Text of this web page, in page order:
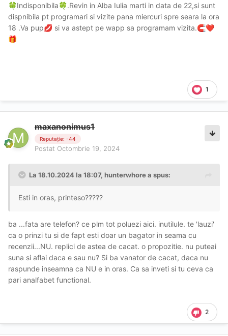
🍀Indisponibila🍀.Revin in Alba Iulia marti in data de 22,si sunt
dispnibila pt programari si vizite pana miercuri spre seara la ora
18 .Va pup💋 si va astept pe wapp sa programam vizita.🧲❤️
🎁
1
maxanonimus1
Reputație: -44
Postat Octombrie 19, 2024
La 18.10.2024 la 18:07, hunterwhorea spus:
Esti in oras, printeso?????
ba ...fata are telefon? ce plm tot poluezi aici. inutilule. te 'lauzi'
ca o prinzi tu si de fapt esti doar un bagator in seama cu
recenzii...NU. replici de astea de cacat. o propozitie. nu puteai
suna si aflai daca e sau nu? Si ba vanator de cacat, daca nu
raspunde inseamna ca NU e in oras. Ca sa inveti si tu ceva ca
pari analfabet functional.
2